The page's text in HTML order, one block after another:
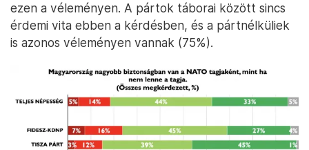
ezen a véleményen. A pártok táborai között sincs
érdemi vita ebben a kérdésben, és a pártnélküliek
is azonos véleményen vannak (75%).